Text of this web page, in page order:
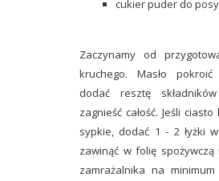
cukier puder do
Zaczynamy od
kruchego. Masło
dodać resztę
zagnieść całość. Jeśli
sypkie, dodać 1 - 2 łyżki
zawinąć w folię spożywczą
zamrażalnika na